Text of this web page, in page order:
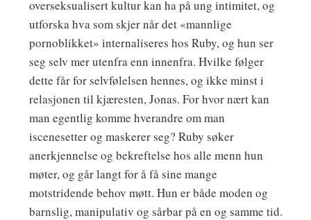
overseksualisert kultur kan ha på ung intimitet, og
utforska hva som skjer når det «mannlige
pornoblikket» internaliseres hos Ruby, og hun ser
seg selv mer utenfra enn innenfra. Hvilke følger
dette får for selvfølelsen hennes, og ikke minst i
relasjonen til kjæresten, Jonas. For hvor nært kan
man egentlig komme hverandre om man
iscenesetter og maskerer seg? Ruby søker
anerkjennelse og bekreftelse hos alle menn hun
møter, og går langt for å få sine mange
motstridende behov møtt. Hun er både moden og
barnslig, manipulativ og sårbar på en og samme tid.